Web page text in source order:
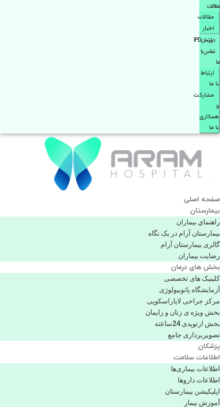
مقالات
مقالات
اخبار
دپارتمانIPD
تماس با
ما
ارتباط
با ما
مشاركت
و
همكاری
با ما
صفحه اصلی
بيمارستان
راهنماي بیماران
بیمارستان آرام در یک نگاه
گالری بیمارستان آرام
رضایت بیماران
بخش های درمان
کلینیک های تخصصی
آزمایشگاه پاتوبیولوژی
مرکز جراحی لاپاراسکوپی
بخش ویژه ی زنان و زایمان
بخش ارتوپدی 24ساعته
تصویربرداری جامع
پزشكان
اطلاعات سلامت
اطلاعات بیماری‌ها
اطلاعات دارو‌ها
اپليكيشن بيمارستان
آموزش بیمار